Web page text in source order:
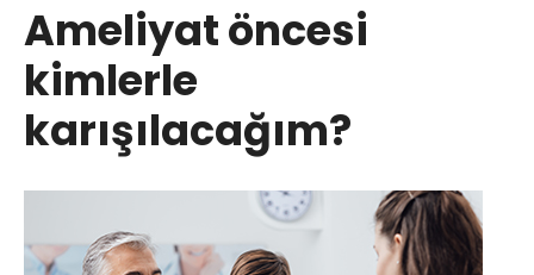
Ameliyat öncesi
kimlerle
karışılacağım?